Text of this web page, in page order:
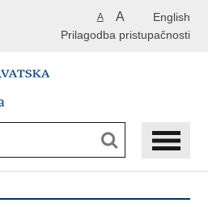
English
A A
Prilagodba pristupačnosti